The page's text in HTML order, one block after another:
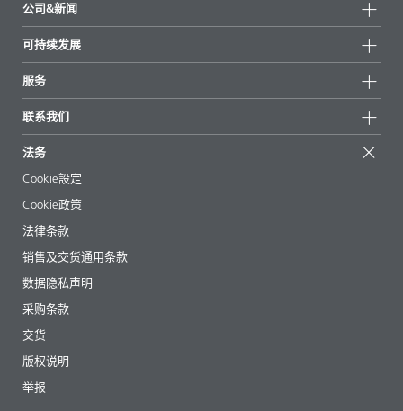
所有产品
重点推荐
公司&新闻
新闻
新闻和媒体
地区和分销商
展会和活动
可持续发展
可持续产品
成功案例
EcoVadis
认证
服务
起始配方
文章
电子书
法规事务
助剂指南 App
视频
下载
联系我们
法务
Cookie設定
Cookie政策
法律条款
销售及交货通用条款
数据隐私声明
采购条款
交货
版权说明
举报